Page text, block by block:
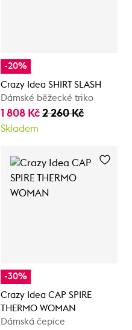
-20%
Crazy Idea SHIRT SLASH
Dámské běžecké triko
1 808 Kč 2 260 Kč
Skladem
-30%
Crazy Idea CAP SPIRE
THERMO WOMAN
Dámská čepice